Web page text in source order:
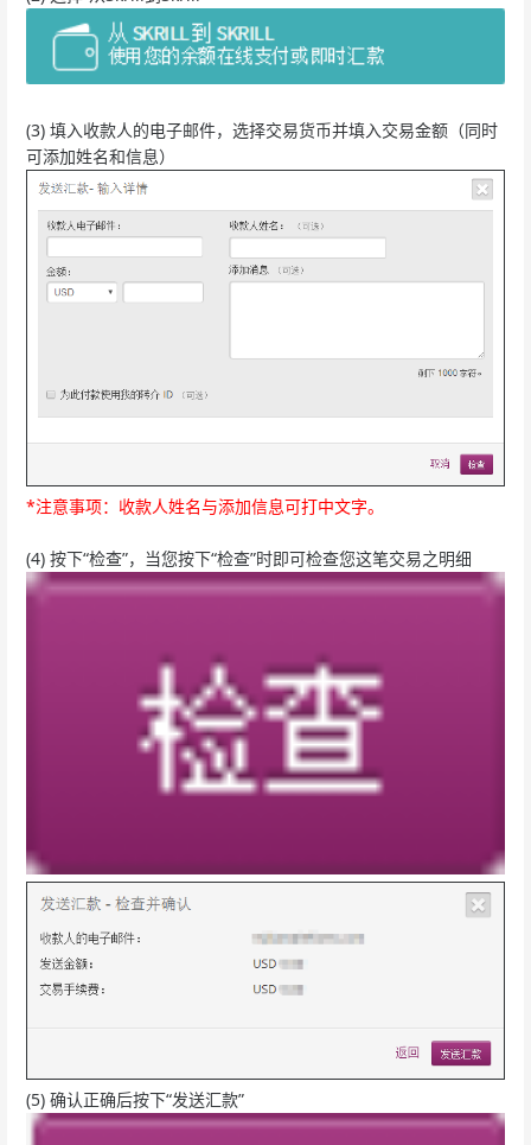
(3) 填入收款人的电子邮件，选择交易货币并填入交易金额（同时
可添加姓名和信息）
*注意事项：收款人姓名与添加信息可打中文字。
(4) 按下“检查”，当您按下“检查”时即可检查您这笔交易之明细
(5) 确认正确后按下“发送汇款”